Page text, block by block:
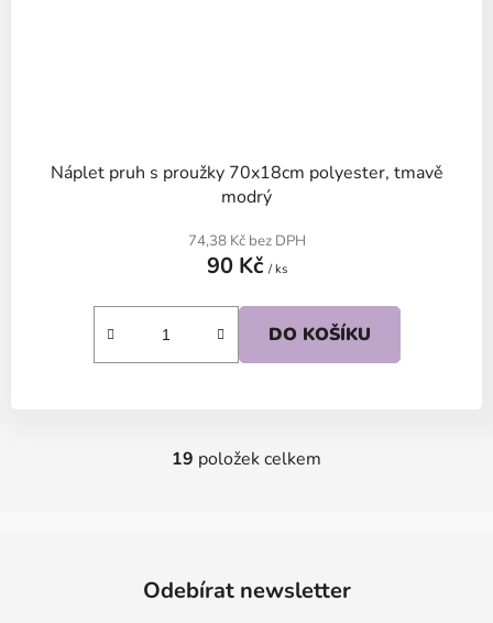
Náplet pruh s proužky 70x18cm polyester, tmavě
modrý
74,38 Kč bez DPH
90 Kč / ks
DO KOŠÍKU
O
a
19 položek celkem
Odebírat newsletter